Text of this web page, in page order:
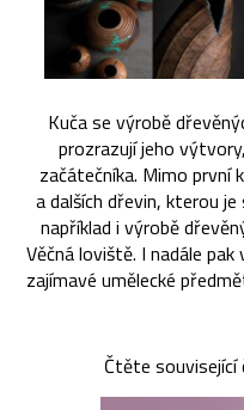
Kuča se výrobě
prozrazují jeho
začátečníka. Mimo první
a dalších dřevin, kterou
například i výrobě
Věčná loviště. I nadále pak
zajímavé umělecké
Čtěte související